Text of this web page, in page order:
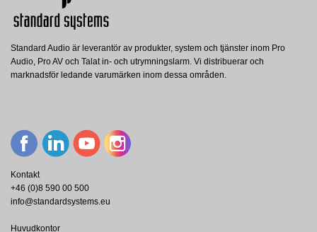
Standard Audio är leverantör av produkter, system och tjänster inom Pro
Audio, Pro AV och Talat in- och utrymningslarm. Vi distribuerar och
marknadsför ledande varumärken inom dessa områden.
Kontakt
+46 (0)8 590 00 500
info@standardsystems.eu
Huvudkontor